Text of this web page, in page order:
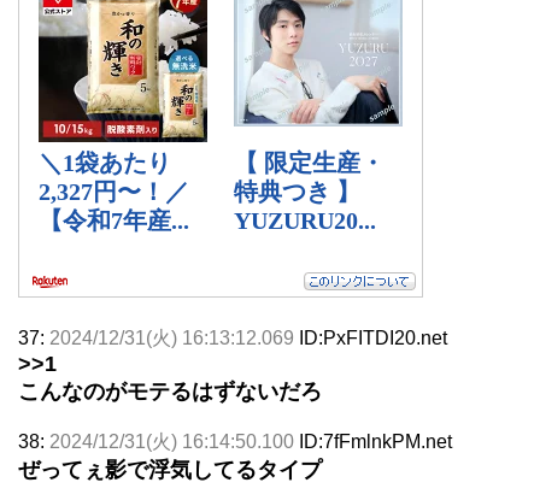
37: 2024/12/31(火) 16:13:12.069 ID:PxFITDI20.net
>>1
こんなのがモテるはずないだろ
38: 2024/12/31(火) 16:14:50.100 ID:7fFmlnkPM.net
ぜってぇ影で浮気してるタイプ